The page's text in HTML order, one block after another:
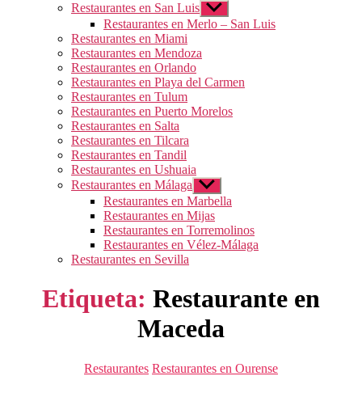
Restaurantes en San Luis Mostrar
el
submenú
Restaurantes en Merlo – San Luis
Restaurantes en Miami
Restaurantes en Mendoza
Restaurantes en Orlando
Restaurantes en Playa del Carmen
Restaurantes en Tulum
Restaurantes en Puerto Morelos
Restaurantes en Salta
Restaurantes en Tilcara
Restaurantes en Tandil
Restaurantes en Ushuaia
Restaurantes en Málaga Mostrar
el
submenú
Restaurantes en Marbella
Restaurantes en Mijas
Restaurantes en Torremolinos
Restaurantes en Vélez-Málaga
Restaurantes en Sevilla
Etiqueta: Restaurante en
Maceda
Categorías
Restaurantes Restaurantes en Ourense